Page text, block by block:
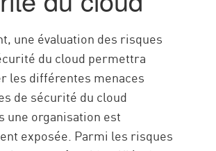
une évaluation des risques
du cloud permettra
les différentes menaces
de sécurité du cloud
une organisation est
exposée. Parmi les risques